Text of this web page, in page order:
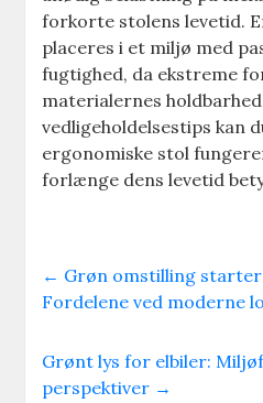
forkorte stolens levetid.
placeres i et miljø med
fugtighed, da ekstreme
materialernes
vedligeholdelsestips kan
ergonomiske stol
forlænge dens levetid
← Grøn omstilling
Fordelene ved moderne
Grønt lys for elbiler:
perspektiver →